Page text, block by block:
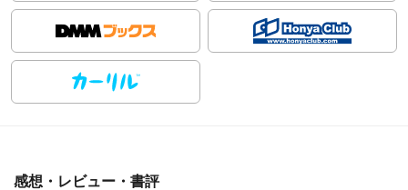
感想・レビュー・書評